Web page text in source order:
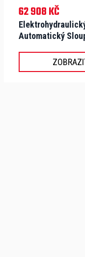
62 908 KČ
Automatický
800mm - CORAL